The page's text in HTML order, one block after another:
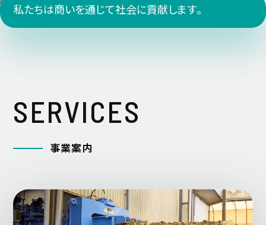
私たちは商いを通じて社会に貢献します。
SERVICES
事業案内